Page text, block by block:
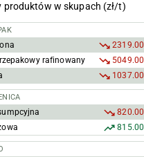
produktów w skupach (zł/t)
2319.00
rafinowany
5049.00
1037.00
820.00
815.00